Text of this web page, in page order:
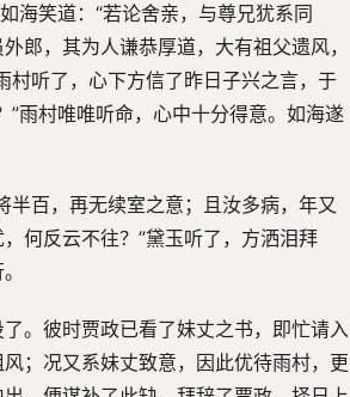
海笑道：“若论舍亲，与尊兄犹系同
郎，其为人谦恭厚道，大有祖父遗风，
村听了，心下方信了昨日子兴之言，于
雨村唯唯听命，心中十分得意。如海遂
百，再无续室之意；且汝多病，年又
何反云不往？”黛玉听了，方洒泪拜
。彼时贾政已看了妹丈之书，即忙请入
；况又系妹丈致意，因此优待雨村，更